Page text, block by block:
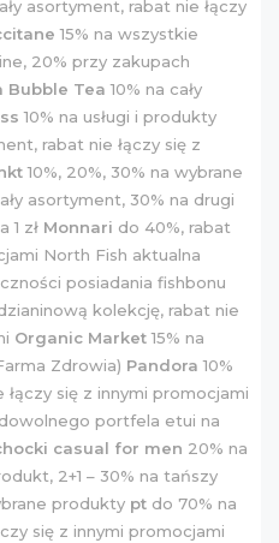
asortyment, rabat nie łączy
15% na wszystkie
20% przy zakupach
Bubble Tea 10% na cały
10% na usługi i produkty
rabat nie łączy się z
10%, 20%, 30% na wybrane
asortyment, 30% na drugi
1 zł Monnari do 40%, rabat
North Fish aktualna
posiadania fishbonu
kolekcję, rabat nie
Organic Market15% na
Zdrowia) Pandora 10%
łączy się z innymi promocjami
portfela etui na
casual for men 20% na
2+1 – 30% na tańszy
produkty pt do 70% na
się z innymi promocjami